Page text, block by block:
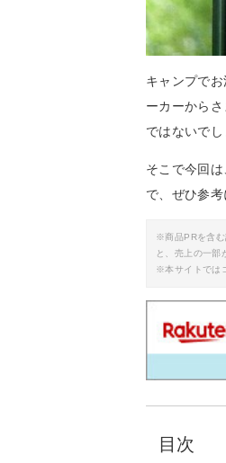
キャンプで
ーカーから
ではないでし
そこで今回
で、ぜひ参考
※商品PRを含む
と、売上の一部
※本サイトでは
目次